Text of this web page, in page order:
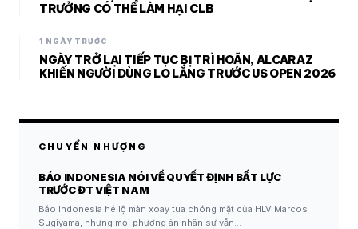
TRƯỞNG CÓ THỂ LÀM HẠI CLB
1 NGÀY TRƯỚC
NGÀY TRỞ LẠI TIẾP TỤC BỊ TRÌ HOÃN, ALCARAZ
KHIẾN NGƯỜI DÙNG LO LẮNG TRƯỚC US OPEN 2026
CHUYỂN NHƯỢNG
BÁO INDONESIA NÓI VỀ QUYẾT ĐỊNH BẤT LỰC
TRƯỚC ĐT VIỆT NAM
Báo Indonesia hé lộ màn xoay tua chóng mặt của HLV Marcos
Sugiyama, nhưng mọi phương án nhân sự vẫn…